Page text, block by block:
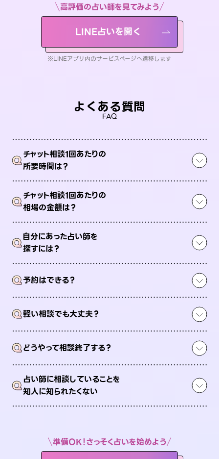
高評価の占い師を見てみよう
LINE占いを開く
※LINEアプリ内のサービスページへ遷移します
よくある質問
FAQ
Qチャット相談1回あたりの
所要時間は？
Qチャット相談1回あたりの
相場の金額は？
Q自分にあった占い師を
探すには？
Q予約はできる？
Q軽い相談でも大丈夫？
Qどうやって相談終了する？
Q占い師に相談していることを
知人に知られたくない
準備OK！さっそく占いを始めよう